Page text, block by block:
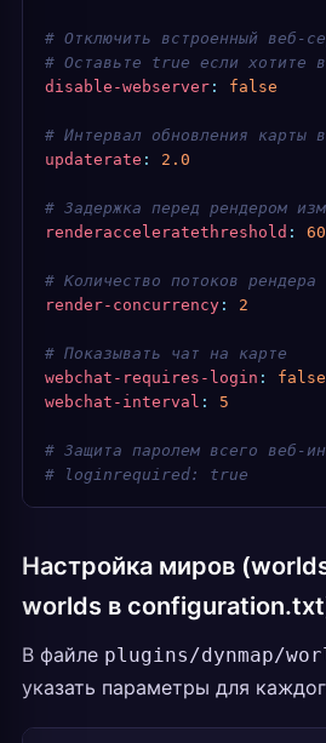
# Отключить встроенный веб-
# Оставьте true если хотите
disable-webserver : false
# Интервал обновления карты
updaterate : 2.0
# Задержка перед рендером
renderacceleratethreshold : 60
# Количество потоков рендера
render-concurrency : 2
# Показывать чат на карте
webchat-requires-login :
false
webchat-interval : 5
# Защита паролем всего веб-
# loginrequired: true
Настройка миров
worlds в
В файле plugins/dynmap/
указать параметры для